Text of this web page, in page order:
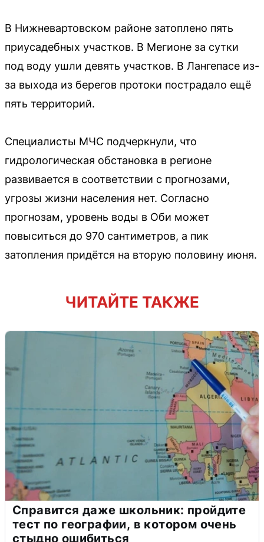
В Нижневартовском районе затоплено пять
приусадебных участков. В Мегионе за сутки
под воду ушли девять участков. В Лангепасе из-
за выхода из берегов протоки пострадало ещё
пять территорий.
Специалисты МЧС подчеркнули, что
гидрологическая обстановка в регионе
развивается в соответствии с прогнозами,
угрозы жизни населения нет. Согласно
прогнозам, уровень воды в Оби может
повыситься до 970 сантиметров, а пик
затопления придётся на вторую половину июня.
ЧИТАЙТЕ ТАКЖЕ
Справится даже школьник: пройдите
тест по географии, в котором очень
стыдно ошибиться